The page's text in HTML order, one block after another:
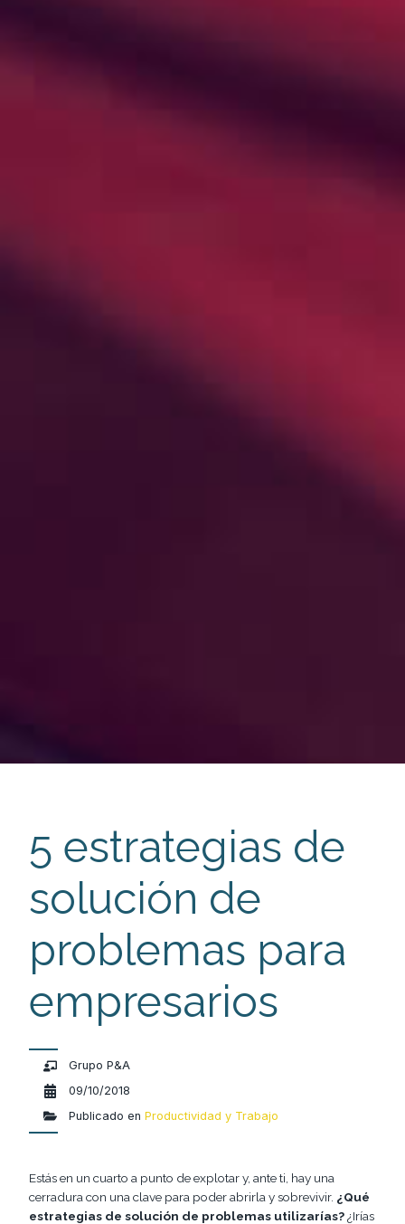
5 estrategias de
solución de
problemas para
empresarios
Grupo P&A
09/10/2018
Publicado en Productividad y Trabajo
Estás en un cuarto a punto de explotar y, ante ti, hay una
cerradura con una clave para poder abrirla y sobrevivir. ¿Qué
estrategias de solución de problemas utilizarías?¿Irías